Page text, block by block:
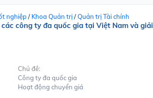
nghiệp/ Khoa Quản trị/Quản trị Tài chính
công ty đa quốc gia tại Việt Nam và giải
Chủ đề:
Công ty đa quốc gia
Hoạt động chuyển giá